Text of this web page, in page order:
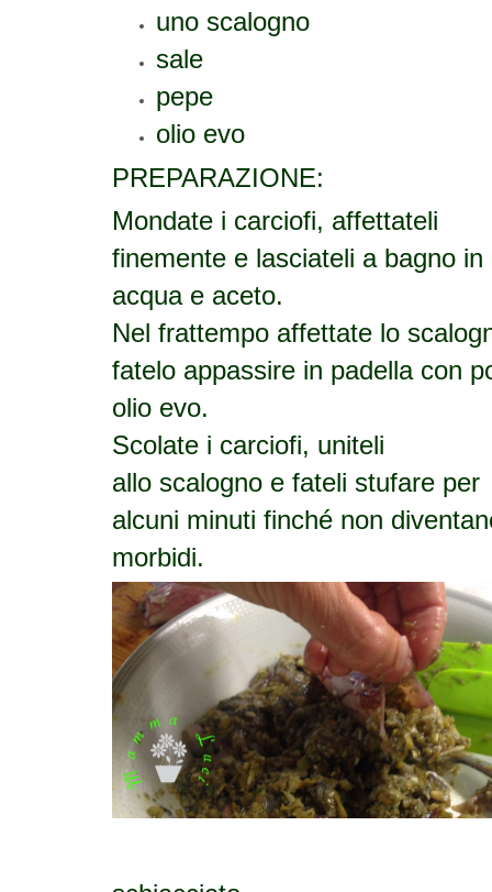
uno scalogno
sale
pepe
olio evo
PREPARAZIONE:
Mondate i carciofi, affettateli
finemente e lasciateli a bagno in
acqua e aceto.
Nel frattempo affettate lo
fatelo appassire in padella con
olio evo.
Scolate i carciofi, uniteli
allo scalogno e fateli stufare per
alcuni minuti finché non
morbidi.